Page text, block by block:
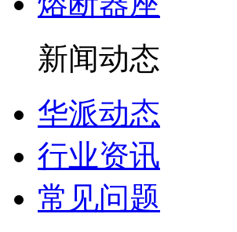
新闻动态
华派动态
行业资讯
常见问题